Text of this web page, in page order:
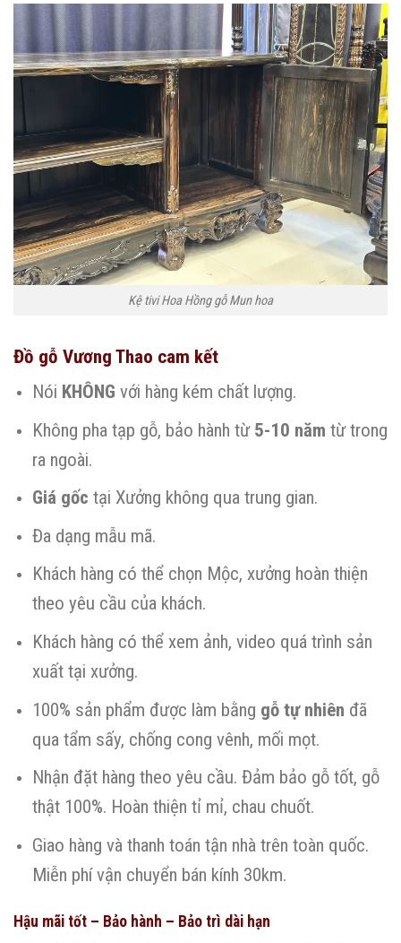
Kệ tivi Hoa Hồng gỗ Mun hoa
Đồ gỗ Vương Thao cam kết
Nói KHÔNG với hàng kém chất lượng.
Không pha tạp gỗ, bảo hành từ 5-10 năm từ trong
ra ngoài.
Giá gốc tại Xưởng không qua trung gian.
Đa dạng mẫu mã.
Khách hàng có thể chọn Mộc, xưởng hoàn thiện
theo yêu cầu của khách.
Khách hàng có thể xem ảnh, video quá trình sản
xuất tại xưởng.
100% sản phẩm được làm bằng gỗ tự nhiên đã
qua tẩm sấy, chống cong vênh, mối mọt.
Nhận đặt hàng theo yêu cầu. Đảm bảo gỗ tốt, gỗ
thật 100%. Hoàn thiện tỉ mỉ, chau chuốt.
Giao hàng và thanh toán tận nhà trên toàn quốc.
Miễn phí vận chuyển bán kính 30km.
Hậu mãi tốt – Bảo hành – Bảo trì dài hạn